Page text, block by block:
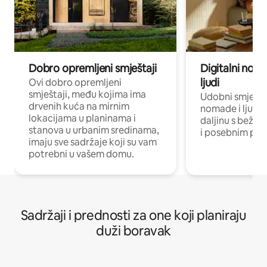
Dobro opremljeni smještaji
Ovi dobro opremljeni
smještaji, među kojima ima
drvenih kuća na mirnim
lokacijama u planinama i
stanova u urbanim sredinama,
imaju sve sadržaje koji su vam
potrebni u vašem domu.
Digitalni
ljudi
Udobni
nomade i ljude
daljinu s
i posebnim
Sadržaji i prednosti za one koji planiraju
duži boravak